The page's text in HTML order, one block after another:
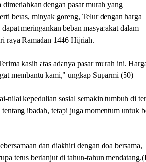
dengan pasar murah yang
beras, minyak goreng, Telur dengan harga
meringankan beban masyarakat dalam
raya Ramadan 1446 Hijriah.
kasih atas adanya pasar murah ini.
membantu kami," ungkap Suparmi (50)
nilai kepedulian sosial semakin tumbuh di
ibadah, tetapi juga momentum untuk
dan diakhiri dengan doa bersama,
terus berlanjut di tahun-tahun